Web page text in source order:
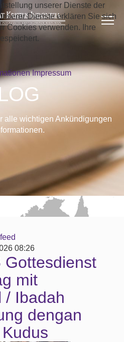
alle wichtigen Ankündigungen
08:26
Gottesdienst
mit
/ Ibadah
dengan
unserer Dienste der
Dienste erklären Sie sich
Cookies verwenden. Ihre
Impressum